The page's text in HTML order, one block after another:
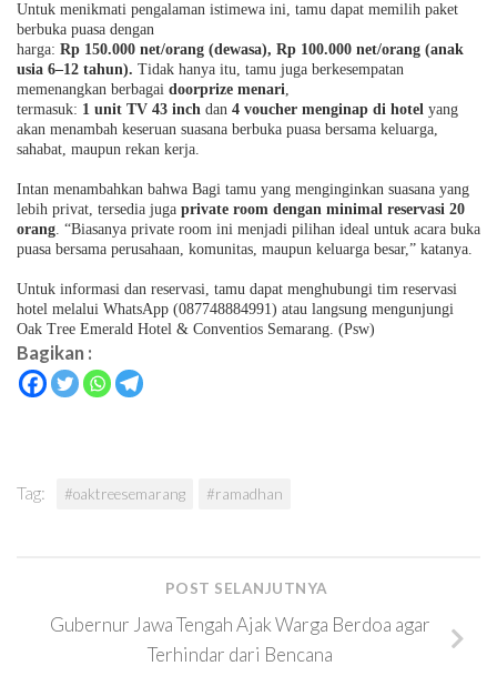
Untuk menikmati pengalaman istimewa ini, tamu dapat memilih paket
berbuka puasa dengan
harga: Rp 150.000 net/orang (dewasa), Rp 100.000 net/orang (anak
usia 6–12 tahun). Tidak hanya itu, tamu juga berkesempatan
memenangkan berbagai doorprize menari,
termasuk: 1 unit TV 43 inch dan 4 voucher menginap di hotel yang
akan menambah keseruan suasana berbuka puasa bersama keluarga,
sahabat, maupun rekan kerja.
Intan menambahkan bahwa Bagi tamu yang menginginkan suasana yang
lebih privat, tersedia juga private room dengan minimal reservasi 20
orang. “Biasanya private room ini menjadi pilihan ideal untuk acara buka
puasa bersama perusahaan, komunitas, maupun keluarga besar,” katanya.
Untuk informasi dan reservasi, tamu dapat menghubungi tim reservasi
hotel melalui WhatsApp (087748884991) atau langsung mengunjungi
Oak Tree Emerald Hotel & Conventios Semarang. (Psw)
Bagikan :
Tag: #oaktreesemarang #ramadhan
POST SELANJUTNYA
Gubernur Jawa Tengah Ajak Warga Berdoa agar
Terhindar dari Bencana